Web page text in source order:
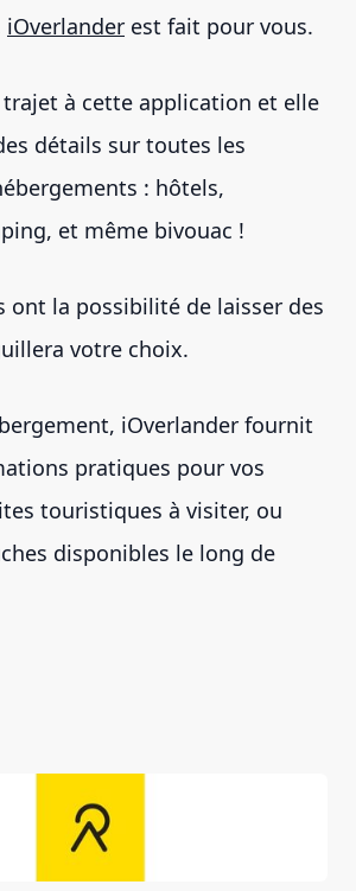
iOverlander est fait pour vous.
à cette application et elle
détails sur toutes les
: hôtels,
et même bivouac !
ont la possibilité de laisser des
votre choix.
iOverlander fournit
pratiques pour vos
touristiques à visiter, ou
disponibles le long de